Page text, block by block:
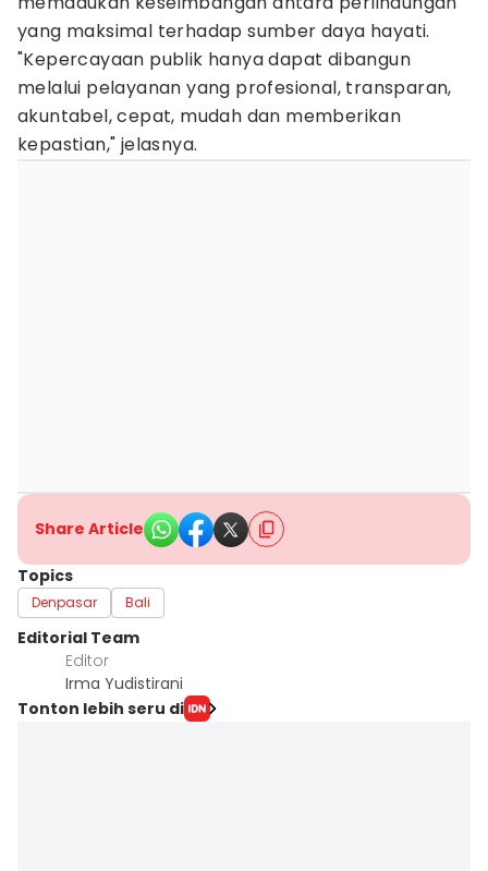
yang maksimal terhadap sumber daya hayati.
"Kepercayaan publik hanya dapat dibangun
melalui pelayanan yang profesional, transparan,
akuntabel, cepat, mudah dan memberikan
kepastian," jelasnya.
Share Article
Topics
Denpasar Bali
Editorial Team
Editor
Irma Yudistirani
Tonton lebih seru di